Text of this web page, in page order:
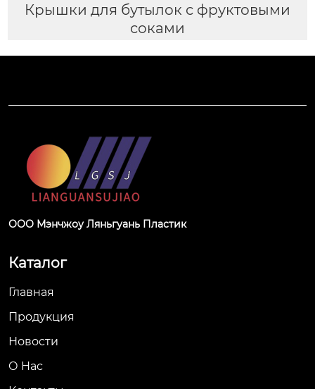
Крышки для бутылок с фруктовыми
соками
ООО Мэнчжоу Ляньгуань Пластик
Каталог
Главная
Продукция
Новости
О Hас